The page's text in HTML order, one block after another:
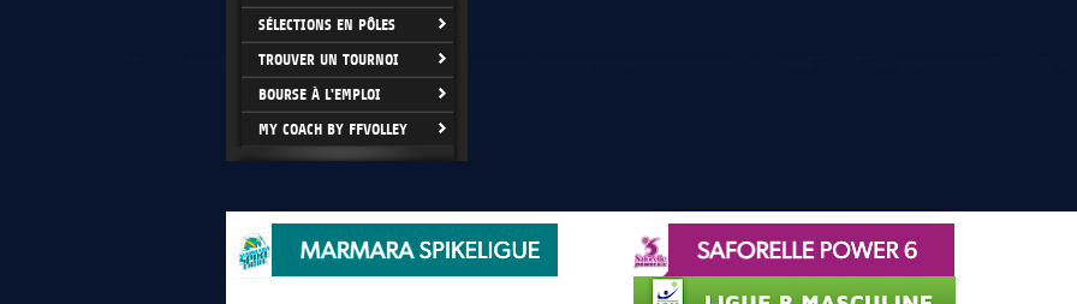
SÉLECTIONS EN PÔLES
TROUVER UN TOURNOI
BOURSE À L'EMPLOI
MY COACH BY FFVOLLEY